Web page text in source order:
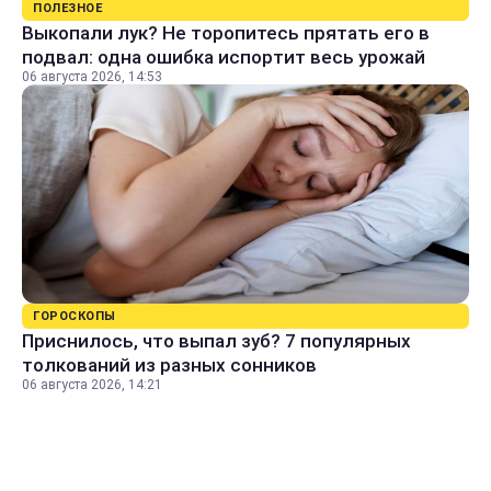
ПОЛЕЗНОЕ
Выкопали лук? Не торопитесь прятать его в
подвал: одна ошибка испортит весь урожай
06 августа 2026, 14:53
ГОРОСКОПЫ
Приснилось, что выпал зуб? 7 популярных
толкований из разных сонников
06 августа 2026, 14:21